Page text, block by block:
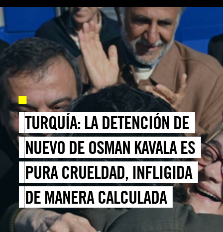
TURQUÍA: LA DETENCIÓN DE
NUEVO DE OSMAN KAVALA ES
PURA CRUELDAD, INFLIGIDA
DE MANERA CALCULADA